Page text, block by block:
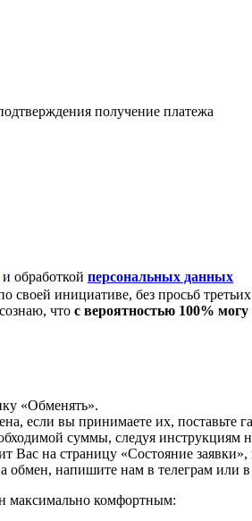
получение платежа
и обработкой персональных данных
инициативе, без просьб
что с вероятностью 100%
«Обменять».
если вы принимаете их,
суммы, следуя инструкциям
на страницу «Состояние заявки»,
обмен, напишите нам в телеграм или
максимально комфортным: